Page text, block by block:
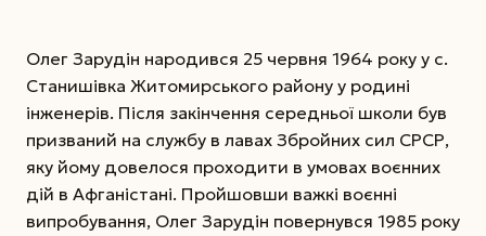
Олег Зарудін народився 25 червня 1964 року у с.
Станишівка Житомирського району у родині
інженерів. Після закінчення середньої школи був
призваний на службу в лавах Збройних сил СРСР,
яку йому довелося проходити в умовах воєнних
дій в Афганістані. Пройшовши важкі воєнні
випробування, Олег Зарудін повернувся 1985 року